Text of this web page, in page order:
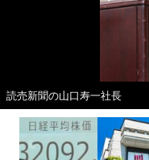
読売新聞の山口寿一社長